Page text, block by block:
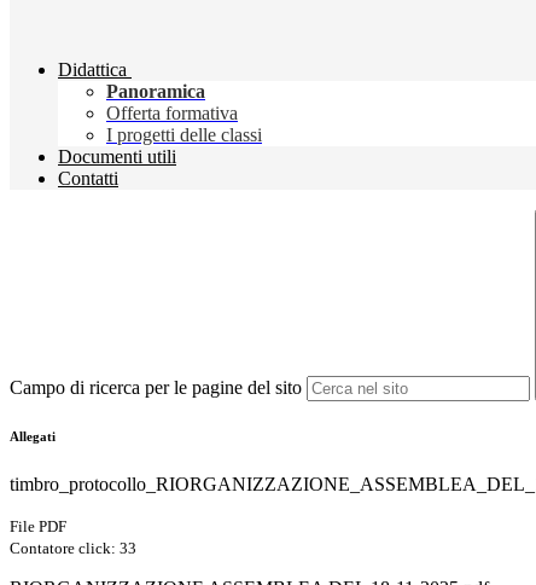
Didattica
Panoramica
Offerta formativa
I progetti delle classi
Documenti utili
Contatti
Campo di ricerca per le pagine del sito
Allegati
File PDF
Contatore click: 33